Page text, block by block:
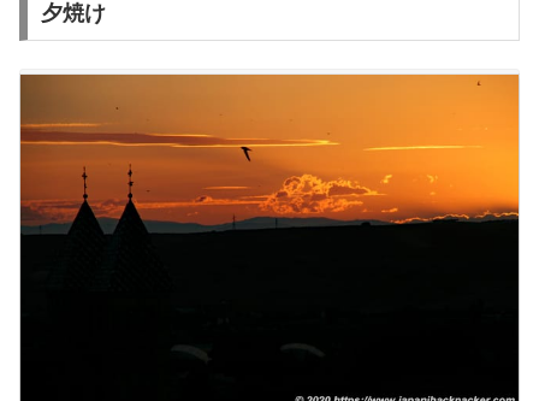
夕焼け